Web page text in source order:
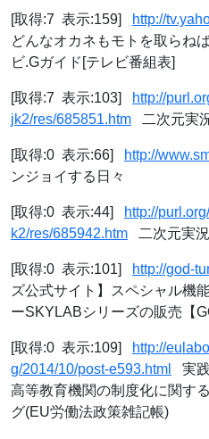
[取得:7 表示:159]
http://
どんなオカネもモトを取らね
ビ.Gガイド[テレビ番組表]
[取得:7 表示:103]
http://
jk2/res/685851.htm 二次元実
[取得:0 表示:66] http://
ンジョイする日々
[取得:0 表示:44]
http://
k2/res/685942.htm 二次元実
[取得:0 表示:101] http://god-
ズ公式サイト】スペシャル機
ーSKYLABシリーズの販売【
[取得:0 表示:109]
http://
g/2014/10/post-e593.html
実
高等教育機関の制度化に関す
グ(EU労働法政策雑記帳)